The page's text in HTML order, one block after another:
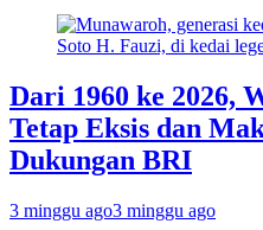
Dari 1960 ke 2026,
Tetap Eksis dan
Dukungan BRI
3 minggu ago3 minggu ago